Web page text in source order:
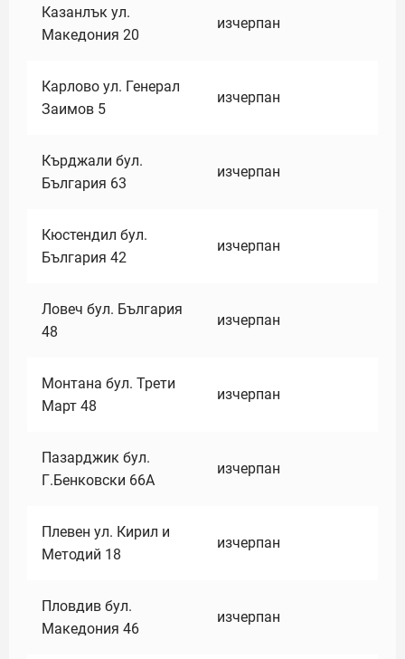
Казанлък ул.
Македония 20
изчерпан
Карлово ул. Генерал
Заимов 5
изчерпан
Кърджали бул.
България 63
изчерпан
Кюстендил бул.
България 42
изчерпан
Ловеч бул. България
48
изчерпан
Монтана бул. Трети
Март 48
изчерпан
Пазарджик бул.
Г.Бенковски 66А
изчерпан
Плевен ул. Кирил и
Методий 18
изчерпан
Пловдив бул.
Македония 46
изчерпан